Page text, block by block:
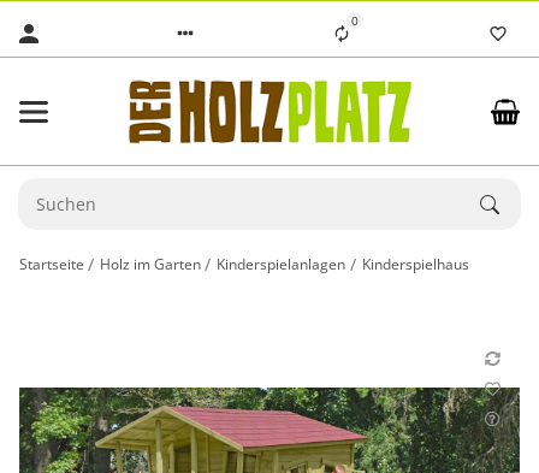
0
Startseite Holz im Garten Kinderspielanlagen Kinderspielhaus